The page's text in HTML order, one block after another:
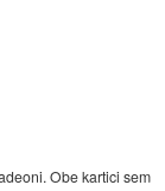
Obe kartici sem